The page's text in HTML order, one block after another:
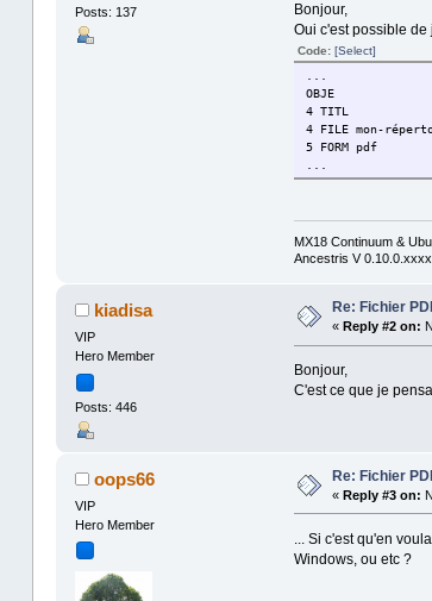
Posts: 137
Bonjour,
Oui c'est possible
Code: [Select]
OBJE
4 TITL
4 FILE mon-
5 FORM pdf
MX18 Continuum &
Ancestris V 0.10.0.xxxx
kiadisa
VIP
Hero Member
Posts: 446
Re: Fichier
« Reply #2 on:
Bonjour,
C'est ce que je
oops66
VIP
Hero Member
Re: Fichier
« Reply #3 on:
... Si c'est qu'en
Windows, ou etc ?